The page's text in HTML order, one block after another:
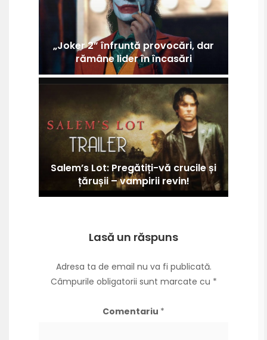
„Joker 2” înfruntă provocări, dar
rămâne lider în încasări
Salem’s Lot: Pregătiți-vă crucile și
țărușii – vampirii revin!
Lasă un răspuns
Adresa ta de email nu va fi publicată.
Câmpurile obligatorii sunt marcate cu *
Comentariu *